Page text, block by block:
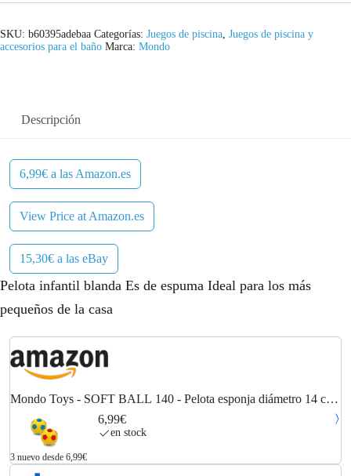
SKU: b60395adebaa Categorías: Juegos de piscina, Juegos de piscina y
accesorios para el baño Marca: Mondo
Descripción
6,99€ a las Amazon.es
View Price at Amazon.es
15,30€ a las eBay
Pelota infantil blanda Es de espuma Ideal para los más
pequeños de la casa
Mondo Toys - SOFT BALL 140 - Pelota esponja diámetro 14 cm
- 1 pelota en esponja suave - colores variados - 07851
6,99€
en stock
3 nuevo desde 6,99€